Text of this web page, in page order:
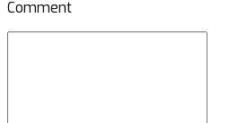
Comment